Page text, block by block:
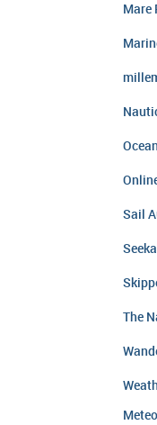
Mare
Sail
The